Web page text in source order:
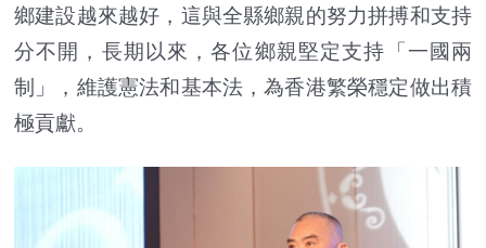
鄉建設越來越好，這與全縣鄉親的努力拼搏和支持
分不開，長期以來，各位鄉親堅定支持「一國兩
制」，維護憲法和基本法，為香港繁榮穩定做出積
極貢獻。